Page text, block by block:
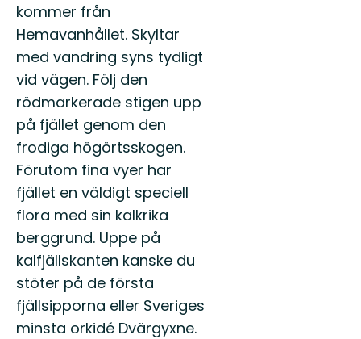
kommer från
Hemavanhållet. Skyltar
med vandring syns tydligt
vid vägen. Följ den
rödmarkerade stigen upp
på fjället genom den
frodiga högörtsskogen.
Förutom fina vyer har
fjället en väldigt speciell
flora med sin kalkrika
berggrund. Uppe på
kalfjällskanten kanske du
stöter på de första
fjällsipporna eller Sveriges
minsta orkidé Dvärgyxne.